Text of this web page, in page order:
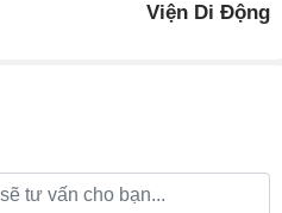
Viện Di Động